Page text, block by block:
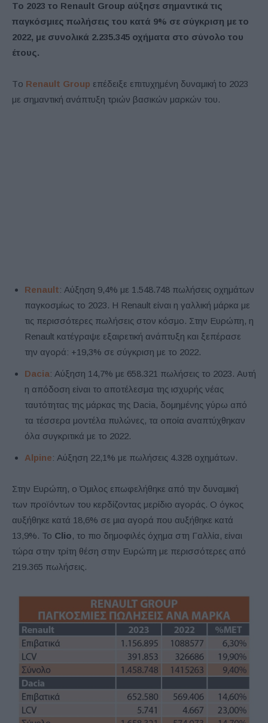
Το 2023 το Renault Group αύξησε σημαντικά τις
παγκόσμιες πωλήσεις του κατά 9% σε σύγκριση με το
2022, με συνολικά 2.235.345 οχήματα στο σύνολο του
έτους.
Tο Renault Group επέδειξε επιτυχημένη δυναμική to 2023
με σημαντική ανάπτυξη τριών βασικών μαρκών του.
Renault: Αύξηση 9,4% με 1.548.748 πωλήσεις οχημάτων
παγκοσμίως το 2023. Η Renault είναι η γαλλική μάρκα με
τις περισσότερες πωλήσεις στον κόσμο. Στην Ευρώπη, η
Renault κατέγραψε εξαιρετική ανάπτυξη και ξεπέρασε
την αγορά: +19,3% σε σύγκριση με το 2022.
Dacia: Αύξηση 14,7% με 658.321 πωλήσεις το 2023. Αυτή
η απόδοση είναι το αποτέλεσμα της ισχυρής νέας
ταυτότητας της μάρκας της Dacia, δομημένης γύρω από
τα τέσσερα μοντέλα πυλώνες, τα οποία αναπτύχθηκαν
όλα συγκριτικά με το 2022.
Alpine: Αύξηση 22,1% με πωλήσεις 4.328 οχημάτων.
Στην Ευρώπη, ο Όμιλος επωφελήθηκε από την δυναμική
των προϊόντων του κερδίζοντας μερίδιο αγοράς. Ο όγκος
αυξήθηκε κατά 18,6% σε μια αγορά που αυξήθηκε κατά
13,9%. Το Clio, το πιο δημοφιλές όχημα στη Γαλλία, είναι
τώρα στην τρίτη θέση στην Ευρώπη με περισσότερες από
219.365 πωλήσεις.